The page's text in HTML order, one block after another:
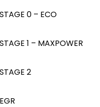
STAGE 0 – ECO
STAGE 1 – MAXPOWER
STAGE 2
EGR